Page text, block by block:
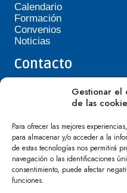
Gestionar el
de las
Para ofrecer las mejores
para almacenar y/o acceder a la
de estas tecnologías nos permitirá
navegación o las identificaciones
consentimiento, puede afectar
funciones.
Calendario
Formación
Convenios
Noticias
Contacto
Teléfono de
Villafranca